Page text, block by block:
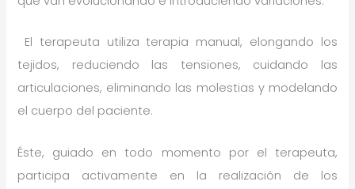
El terapeuta utiliza terapia manual, elongando los
tejidos, reduciendo las tensiones, cuidando las
articulaciones, eliminando las molestias y modelando
el cuerpo del paciente.
Éste, guiado en todo momento por el terapeuta,
participa activamente en la realización de los